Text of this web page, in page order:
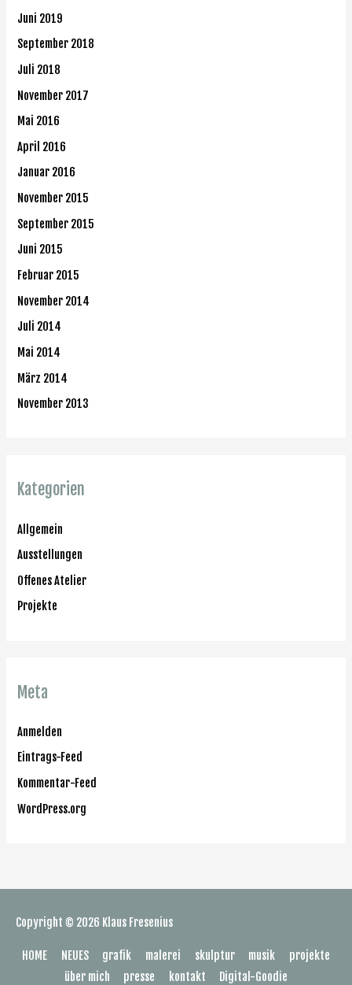
Juni 2019
September 2018
Juli 2018
November 2017
Mai 2016
April 2016
Januar 2016
November 2015
September 2015
Juni 2015
Februar 2015
November 2014
Juli 2014
Mai 2014
März 2014
November 2013
Kategorien
Allgemein
Ausstellungen
Offenes Atelier
Projekte
Meta
Anmelden
Eintrags-Feed
Kommentar-Feed
WordPress.org
Copyright © 2026 Klaus Fresenius
HOME NEUES grafik malerei skulptur musik
projekte
über mich
presse kontakt Digital-Goodie